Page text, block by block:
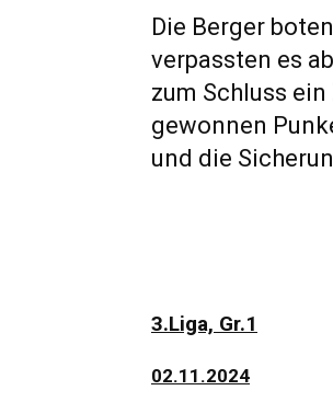
Die Berger
verpassten es
zum Schluss
gewonnen
und die
3.Liga, Gr.1
02.11.2024